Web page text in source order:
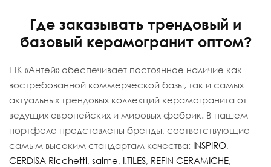
Где заказывать трендовый и
базовый керамогранит оптом?
ГТК «Антей» обеспечивает постоянное наличие как
востребованной коммерческой базы, так и самых
актуальных трендовых коллекций керамогранита от
ведущих европейских и мировых фабрик. В нашем
портфеле представлены бренды, соответствующие
самым высоким стандартам качества: INSPIRO,
CERDISA Ricchetti, saime, I.TILES, REFIN CERAMICHE,